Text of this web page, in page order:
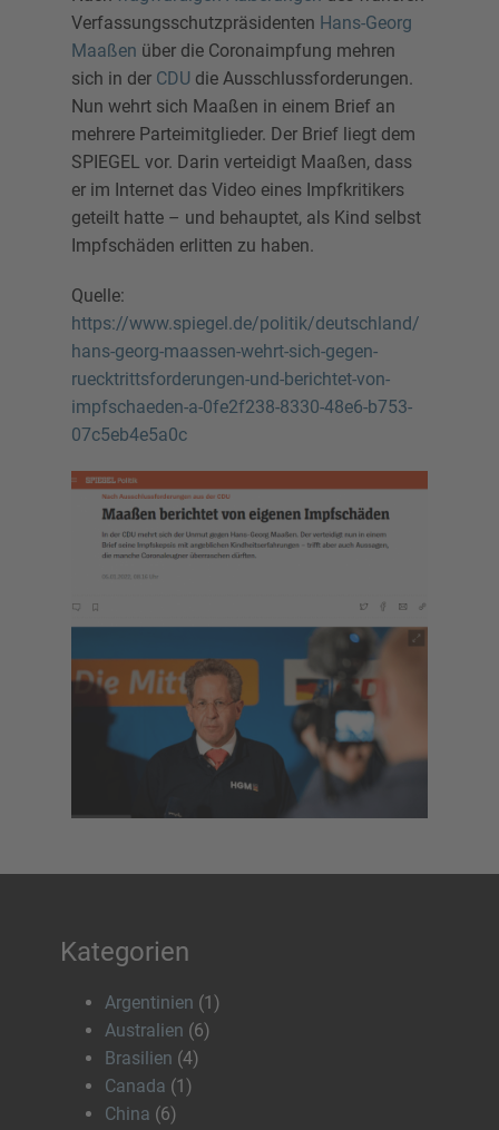
Verfassungsschutzpräsidenten Hans-Georg
Maaßen über die Coronaimpfung mehren
sich in der CDU die Ausschlussforderungen.
Nun wehrt sich Maaßen in einem Brief an
mehrere Parteimitglieder. Der Brief liegt dem
SPIEGEL vor. Darin verteidigt Maaßen, dass
er im Internet das Video eines Impfkritikers
geteilt hatte – und behauptet, als Kind selbst
Impfschäden erlitten zu haben.
Quelle:
https://www.spiegel.de/politik/deutschland/
hans-georg-maassen-wehrt-sich-gegen-
ruecktrittsforderungen-und-berichtet-von-
impfschaeden-a-0fe2f238-8330-48e6-b753-
07c5eb4e5a0c
Kategorien
Argentinien (1)
Australien (6)
Brasilien (4)
Canada (1)
China (6)